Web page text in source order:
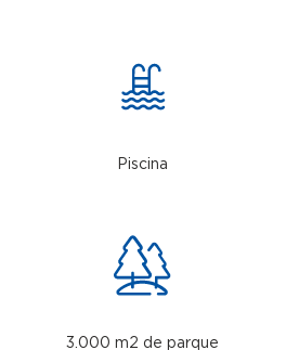
Piscina
3.000 m2 de parque